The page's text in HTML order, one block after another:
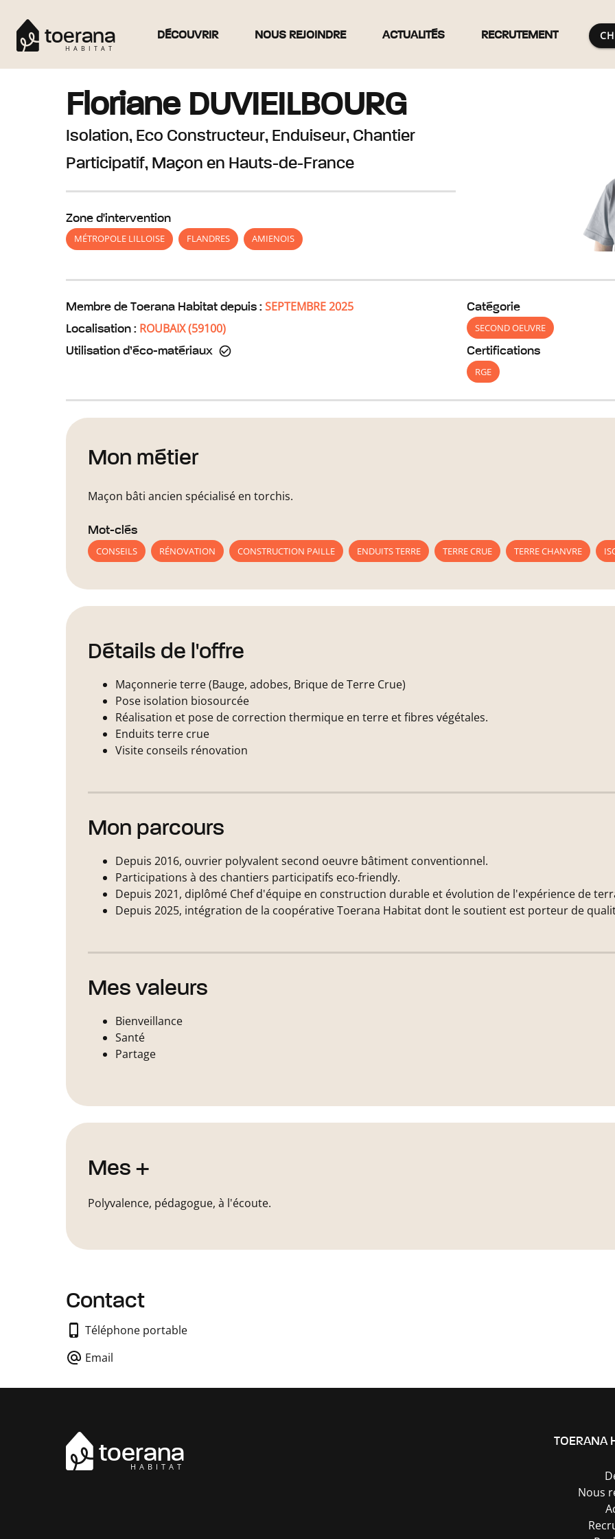
toerana
HABITAT
DÉCOUVRIR NOUS REJOINDRE ACTUALITÉS RECRUTEMENT
Floriane DUVIEILBOURG
Isolation, Eco Constructeur, Enduiseur, Chantier
Participatif, Maçon en Hauts-de-France
Zone d'intervention
MÉTROPOLE LILLOISE
FLANDRES AMIENOIS
Membre de Toerana Habitat depuis : SEPTEMBRE 2025
Localisation : ROUBAIX(59100)
Utilisation d’éco-matériaux
Catégorie
SECOND OEUVRE
Certifications
RGE
Mon métier
Maçon bâti ancien spécialisé en torchis.
Mot-clés
CONSEILS
RÉNOVATION CONSTRUCTION PAILLE ENDUITS TERRE TERRE CRUE TERRE CHANVRE
Détails de l'offre
Maçonnerie terre (Bauge, adobes, Brique de Terre Crue)
Pose isolation biosourcée
Réalisation et pose de correction thermique en terre et fibres végétales.
Enduits terre crue
Visite conseils rénovation
Mon parcours
Depuis 2016, ouvrier polyvalent second oeuvre bâtiment conventionnel.
Participations à des chantiers participatifs eco-friendly.
Depuis 2021, diplômé Chef d'équipe en construction durable et évolution de l'expérience de
Depuis 2025, intégration de la coopérative Toerana Habitat dont le soutient est porteur de
Mes valeurs
Bienveillance
Santé
Partage
Mes +
Polyvalence, pédagogue, à l'écoute.
Contact
Téléphone portable
Email
toerana
HABITAT
TOERANA
Nous